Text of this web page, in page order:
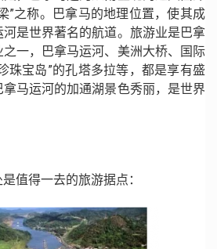
”之称。巴拿马的地理位置，使其成
是世界著名的航道。旅游业是巴拿
一，巴拿马运河、美洲大桥、国际
珠宝岛”的孔塔多拉等，都是享有盛
马运河的加通湖景色秀丽，是世界
值得一去的旅游据点：